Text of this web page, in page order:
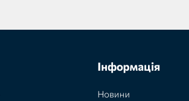
Інформація
Новини